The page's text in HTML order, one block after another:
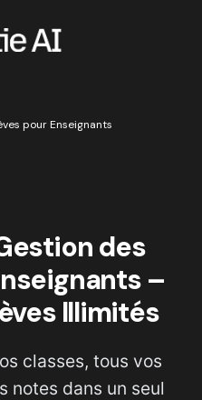
pour Enseignants
des
–
Illimités
classes, tous vos
notes dans un seul